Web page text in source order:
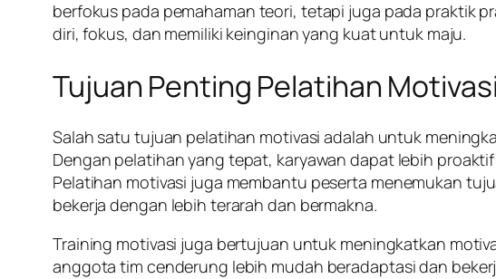
berfokus pada pemahaman teori, tetapi juga pada praktik
diri, fokus, dan memiliki keinginan yang kuat untuk maju.
Tujuan Penting Pelatihan Motivasi
Salah satu tujuan pelatihan motivasi adalah untuk
Dengan pelatihan yang tepat, karyawan dapat lebih
Pelatihan motivasi juga membantu peserta menemukan
bekerja dengan lebih terarah dan bermakna.
Training motivasi juga bertujuan untuk meningkatkan
anggota tim cenderung lebih mudah beradaptasi dan